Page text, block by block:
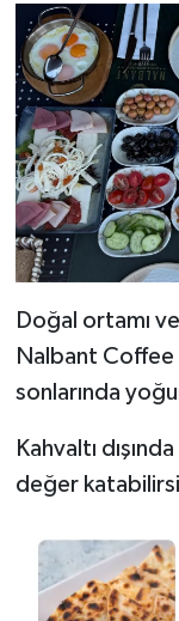
Doğal ortamı
Nalbant
sonlarında
Kahvaltı
değer